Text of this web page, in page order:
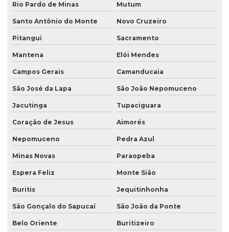
Rio Pardo de Minas Mutum
Santo Antônio do Monte Novo Cruzeiro
Pitangui Sacramento
Mantena Elói Mendes
Campos Gerais Camanducaia
São José da Lapa São João Nepomuceno
Jacutinga Tupaciguara
Coração de Jesus Aimorés
Nepomuceno Pedra Azul
Minas Novas Paraopeba
Espera Feliz Monte Sião
Buritis Jequitinhonha
São Gonçalo do Sapucaí São João da Ponte
Belo Oriente Buritizeiro